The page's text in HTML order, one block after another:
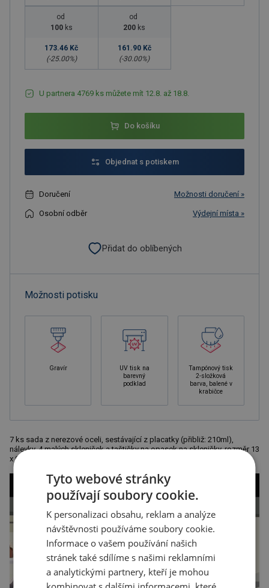
od
100 ks
173.46 Kč
(-25.00%)
od
200 ks
161.90 Kč
(-30.00%)
U partnera 4769 ks můžete mít 12.8. až 18.8.
Do košíku
Objednat s potiskem
Doručení Možnosti doručení »
Osobní odběr Výdejní místa »
Přidat do oblíbených
Možnosti potisku
Gravír
UV tisk na
barevný
podklad
Tampónový tisk
2-složková
barva, balené v
krabičce
7 ks sada z nerezové oceli, sestávající z placatky (přibliž: 210ml),
nálevky, 4 malých skleniček a taštičky na opasek na skleničky, rozměr 13
x 9,3 x 2,2 cm
Tyto webové stránky
používají soubory cookie.
K personalizaci obsahu, reklam a analýze
návštěvnosti používáme soubory cookie.
Informace o vašem používání našich
stránek také sdílíme s našimi reklamními
a analytickými partnery, kteří je mohou